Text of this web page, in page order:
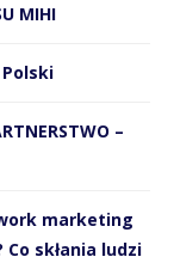
MIHI
–
marketing
skłania ludzi